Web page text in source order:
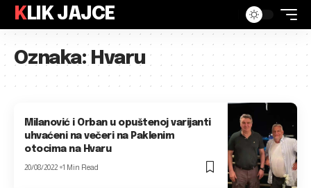
KLIK JAJCE
Oznaka:Hvaru
Milanović i Orban u opuštenoj varijanti
uhvaćeni na večeri na Paklenim
otocima na Hvaru
20/08/2022 1 Min Read